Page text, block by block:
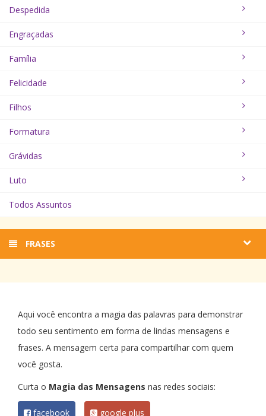
Despedida
Engraçadas
Família
Felicidade
Filhos
Formatura
Grávidas
Luto
Todos Assuntos
FRASES
Aqui você encontra a magia das palavras para demonstrar
todo seu sentimento em forma de lindas mensagens e
frases. A mensagem certa para compartilhar com quem
você gosta.
Curta o Magia das Mensagens nas redes sociais:
facebook google plus